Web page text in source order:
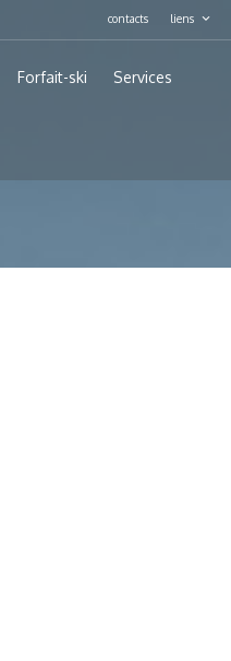
contacts liens
Forfait-ski Services